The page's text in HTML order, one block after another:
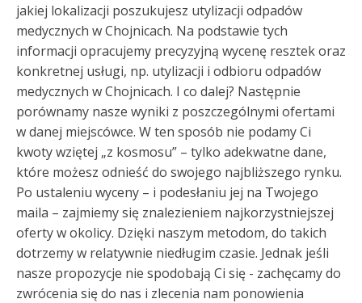
jakiej lokalizacji poszukujesz utylizacji odpadów
medycznych w Chojnicach. Na podstawie tych
informacji opracujemy precyzyjną wycenę resztek oraz
konkretnej usługi, np. utylizacji i odbioru odpadów
medycznych w Chojnicach. I co dalej? Następnie
porównamy nasze wyniki z poszczególnymi ofertami
w danej miejscówce. W ten sposób nie podamy Ci
kwoty wziętej „z kosmosu” – tylko adekwatne dane,
które możesz odnieść do swojego najbliższego rynku.
Po ustaleniu wyceny – i podesłaniu jej na Twojego
maila – zajmiemy się znalezieniem najkorzystniejszej
oferty w okolicy. Dzięki naszym metodom, do takich
dotrzemy w relatywnie niedługim czasie. Jednak jeśli
nasze propozycje nie spodobają Ci się - zachęcamy do
zwrócenia się do nas i zlecenia nam ponowienia